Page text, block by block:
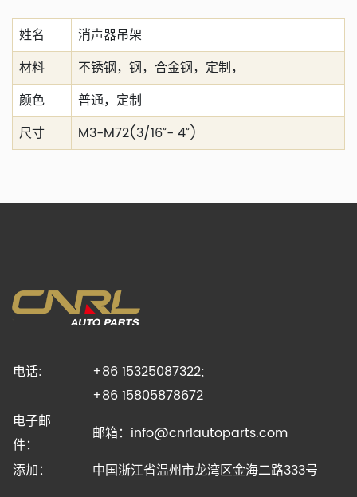
姓名
消声器吊架
材料
不锈钢，钢，合金钢，定制，
颜色
普通，定制
尺寸
M3-M72(3/16”- 4”)
电话:
+86 15325087322;
+86 15805878672
电子邮
件：
邮箱： info@cnrlautoparts.com
添加：
中国浙江省温州市龙湾区金海二路333号